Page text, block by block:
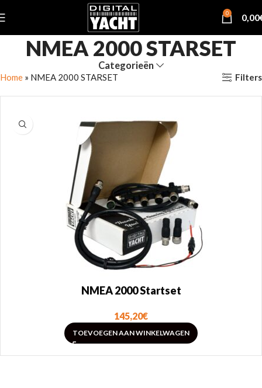
0 0,00
NMEA 2000 STARSET
Categorieën
Home » NMEA 2000 STARSET Filters
NMEA 2000 Startset
145,20€
TOEVOEGEN AAN WINKELWAGEN